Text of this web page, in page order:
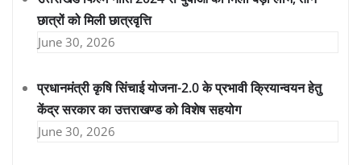
छात्रों को मिली छात्रवृत्ति
June 30, 2026
प्रधानमंत्री कृषि सिंचाई योजना-2.0 के प्रभावी क्रियान्वयन हेतु
केंद्र सरकार का उत्तराखण्ड को विशेष सहयोग
June 30, 2026